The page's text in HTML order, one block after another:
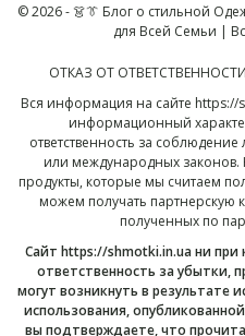
© 2026 - 👗👔 Блог о стильной
для Всей Семьи |
ОТКАЗ ОТ
Вся информация на сайте https://
информационный
ответственность за
или международных законов.
продукты, которые мы считаем
можем получать партнерскую
полученных по
Сайт https://shmotki.in.uaни при
ответственность за убытки,
могут возникнуть в результате
использования,
вы подтверждаете, что